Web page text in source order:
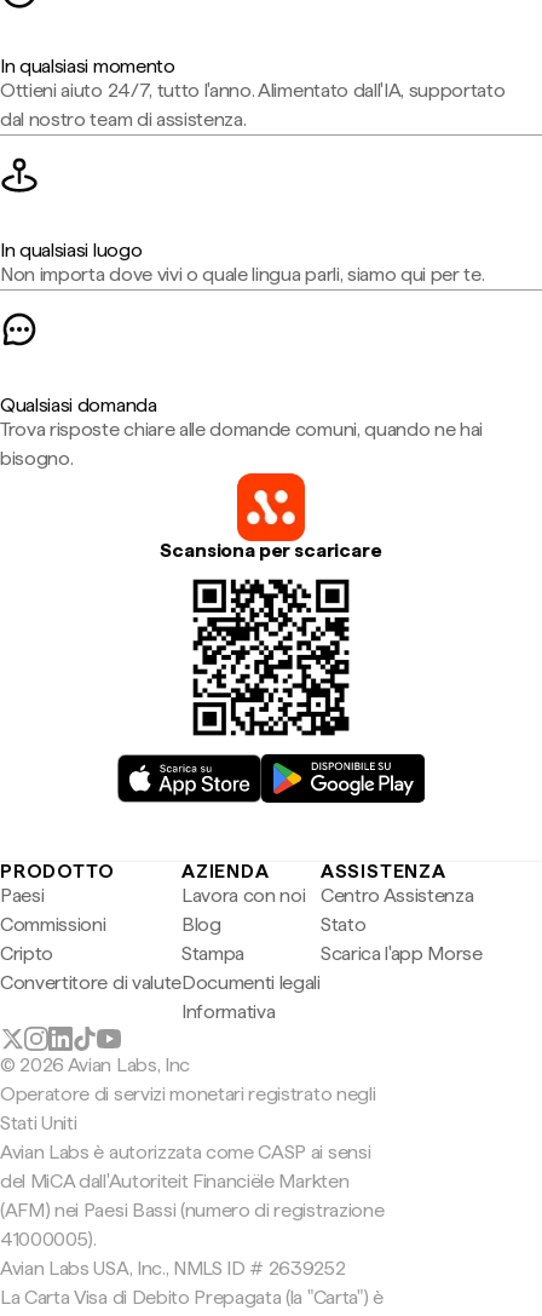
In qualsiasi momento
Ottieni aiuto 24/7, tutto l'anno. Alimentato dall'IA, supportato
dal nostro team di assistenza.
In qualsiasi luogo
Non importa dove vivi o quale lingua parli, siamo qui per te.
Qualsiasi domanda
Trova risposte chiare alle domande comuni, quando ne hai
bisogno.
Scansiona per scaricare
PRODOTTO
Paesi
Commissioni
Cripto
Convertitore di valute
AZIENDA
Lavora con noi
Blog
Stampa
Documenti legali
Informativa
ASSISTENZA
Centro Assistenza
Stato
Scarica l'app Morse
© 2026 Avian Labs, Inc
Operatore di servizi monetari registrato negli
Stati Uniti
Avian Labs è autorizzata come CASP ai sensi
del MiCA dall'Autoriteit Financiële Markten
(AFM) nei Paesi Bassi (numero di registrazione
41000005).
Avian Labs USA, Inc., NMLS ID # 2639252
La Carta Visa di Debito Prepagata (la "Carta") è